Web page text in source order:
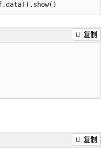
复制
复制